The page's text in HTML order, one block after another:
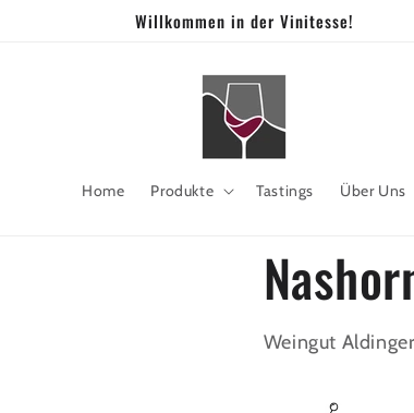
Willkommen in der Vinitesse!
Home Produkte Tastings Über Uns
Weingut Aldinger